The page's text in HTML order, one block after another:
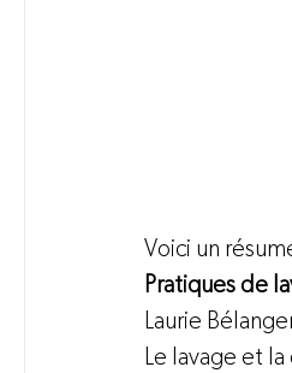
Voici un
Pratiques de
Laurie
Le lavage et